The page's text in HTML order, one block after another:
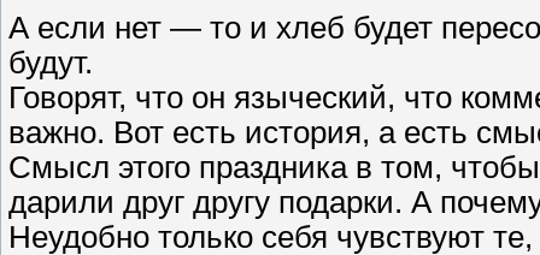
А если нет — то и хлеб будет
будут.
Говорят, что он языческий, что
важно. Вот есть история, а есть
Смысл этого праздника в том,
дарили друг другу подарки. А
Неудобно только себя чувствуют